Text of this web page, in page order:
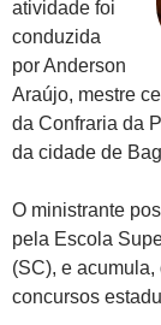
atividade foi
conduzida
por Anderson
Araújo, mestre
da Confraria da
da cidade de
O ministrante
pela Escola
(SC), e
concursos